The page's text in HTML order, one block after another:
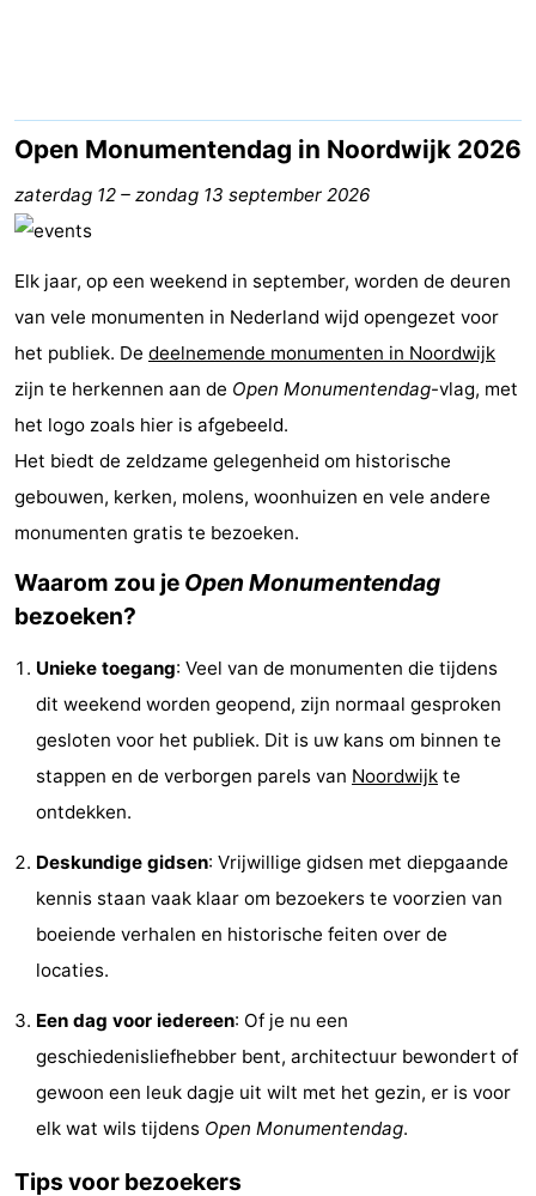
Gouden
Spar
De
Noordduinen
-
Duinresort
Dunimar
-
Noordwijkse
Duinen
Parc
du
Soleil
Last
minutes
Strand
Zien
&
doen
Bezienswaardigheden
-
Musea
-
Monumenten
-
Uitkijkpunten
Attracties
Rondvaarten
Binnenspeeltuinen
Experiences
Wellness
Steden
Natuur
Sporten
Open Monumentendag in Noordwijk 2026
zaterdag 12 – zondag 13 september 2026
Elk jaar, op een weekend in september, worden de deuren
van vele monumenten in Nederland wijd opengezet voor
het publiek. De deelnemende monumenten in Noordwijk
zijn te herkennen aan de Open Monumentendag-vlag, met
het logo zoals hier is afgebeeld.
Het biedt de zeldzame gelegenheid om historische
gebouwen, kerken, molens, woonhuizen en vele andere
monumenten gratis te bezoeken.
Waarom zou je Open Monumentendag
bezoeken?
Unieke toegang: Veel van de monumenten die tijdens
dit weekend worden geopend, zijn normaal gesproken
gesloten voor het publiek. Dit is uw kans om binnen te
stappen en de verborgen parels van Noordwijk te
ontdekken.
Deskundige gidsen: Vrijwillige gidsen met diepgaande
kennis staan vaak klaar om bezoekers te voorzien van
boeiende verhalen en historische feiten over de
locaties.
Een dag voor iedereen: Of je nu een
geschiedenisliefhebber bent, architectuur bewondert of
gewoon een leuk dagje uit wilt met het gezin, er is voor
elk wat wils tijdens Open Monumentendag.
Tips voor bezoekers